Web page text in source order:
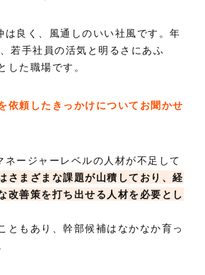
良く、風通しのいい社風です。年
若手社員の活気と明るさにあふ
した職場です。
頼したきっかけについてお聞かせ
ージャーレベルの人材が不足して
さまざまな課題が山積しており、経
改善策を打ち出せる人材を必要とし
ともあり、幹部候補はなかなか育っ